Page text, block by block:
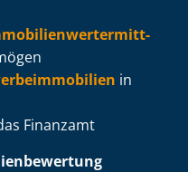
in
Finanzamt